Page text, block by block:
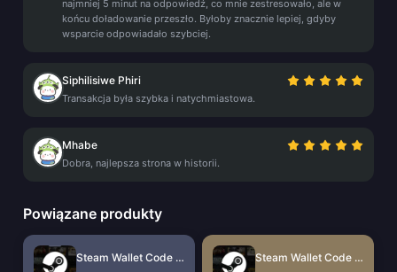
najmniej 5 minut na odpowiedź, co mnie zestresowało, ale w
końcu doładowanie przeszło. Byłoby znacznie lepiej, gdyby
wsparcie odpowiadało szybciej.
Siphilisiwe Phiri
Transakcja była szybka i natychmiastowa.
Mhabe
Dobra, najlepsza strona w historii.
Powiązane produkty
Steam Wallet Code (MYR) Steam Wallet Code (IDR)